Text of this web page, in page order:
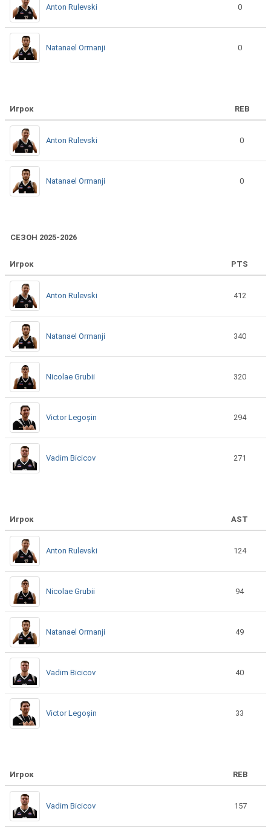
Anton Rulevski 0
Natanael Ormanji 0
Игрок REB
Anton Rulevski 0
Natanael Ormanji 0
СЕЗОН 2025-2026
Игрок PTS
Anton Rulevski 412
Natanael Ormanji 340
Nicolae Grubii 320
Victor Legoșin 294
Vadim Bicicov 271
Игрок AST
Anton Rulevski 124
Nicolae Grubii 94
Natanael Ormanji 49
Vadim Bicicov 40
Victor Legoșin 33
Игрок REB
Vadim Bicicov 157